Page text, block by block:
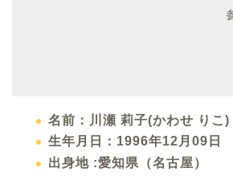
名前：川瀬 莉子(かわせ りこ)
生年月日：1996年12月09日
出身地 :愛知県（名古屋）